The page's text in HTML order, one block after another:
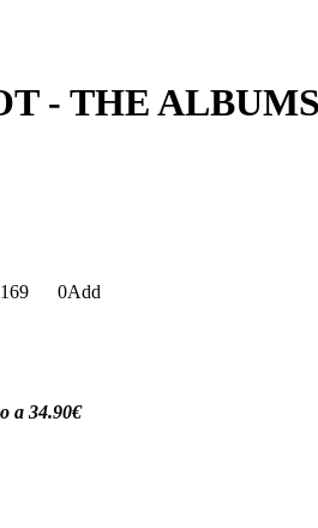
169 0Add
a 34.90€